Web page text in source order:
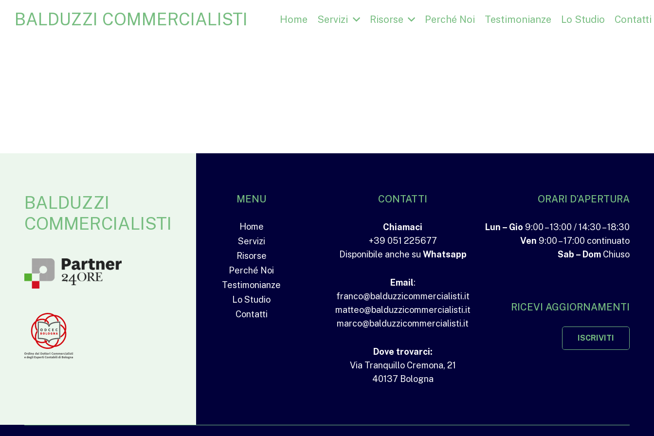
BALDUZZI COMMERCIALISTI Home Servizi Risorse Perché Noi Testimonianze Lo Studio Contatti
BALDUZZI
COMMERCIALISTI
MENU
Home
Servizi
Risorse
Perché Noi
Testimonianze
Lo Studio
Contatti
CONTATTI
Chiamaci
+39 051 225677
Disponibile anche su Whatsapp
Email:
franco@balduzzicommercialisti.it
matteo@balduzzicommercialisti.it
marco@balduzzicommercialisti.it
Dove trovarci:
Via Tranquillo Cremona, 21
40137 Bologna
ORARI D’APERTURA
Lun – Gio 9:00 – 13:00 / 14:30 – 18:30
Ven 9:00 – 17:00 continuato
Sab – Dom Chiuso
RICEVI AGGIORNAMENTI
ISCRIVITI